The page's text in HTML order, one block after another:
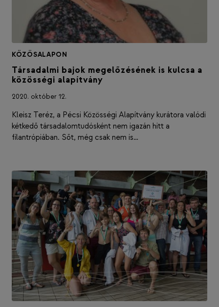
KÖZÖSALAPON
Társadalmi bajok megelőzésének is kulcsa a
közösségi alapítvány
2020. október 12.
Kleisz Teréz, a Pécsi Közösségi Alapítvány kurátora valódi
kétkedő társadalomtudósként nem igazán hitt a
filantrópiában. Sőt, még csak nem is…